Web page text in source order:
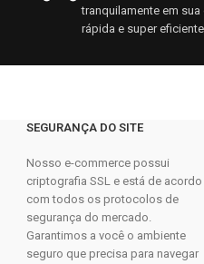
tranquilamente em
rápida e super eficiente.
SEGURANÇA DO SITE
Nosso e-commerce possui
criptografia SSL e está de acordo
com todos os protocolos de
segurança do mercado.
Garantimos a você o ambiente
seguro que precisa para navegar